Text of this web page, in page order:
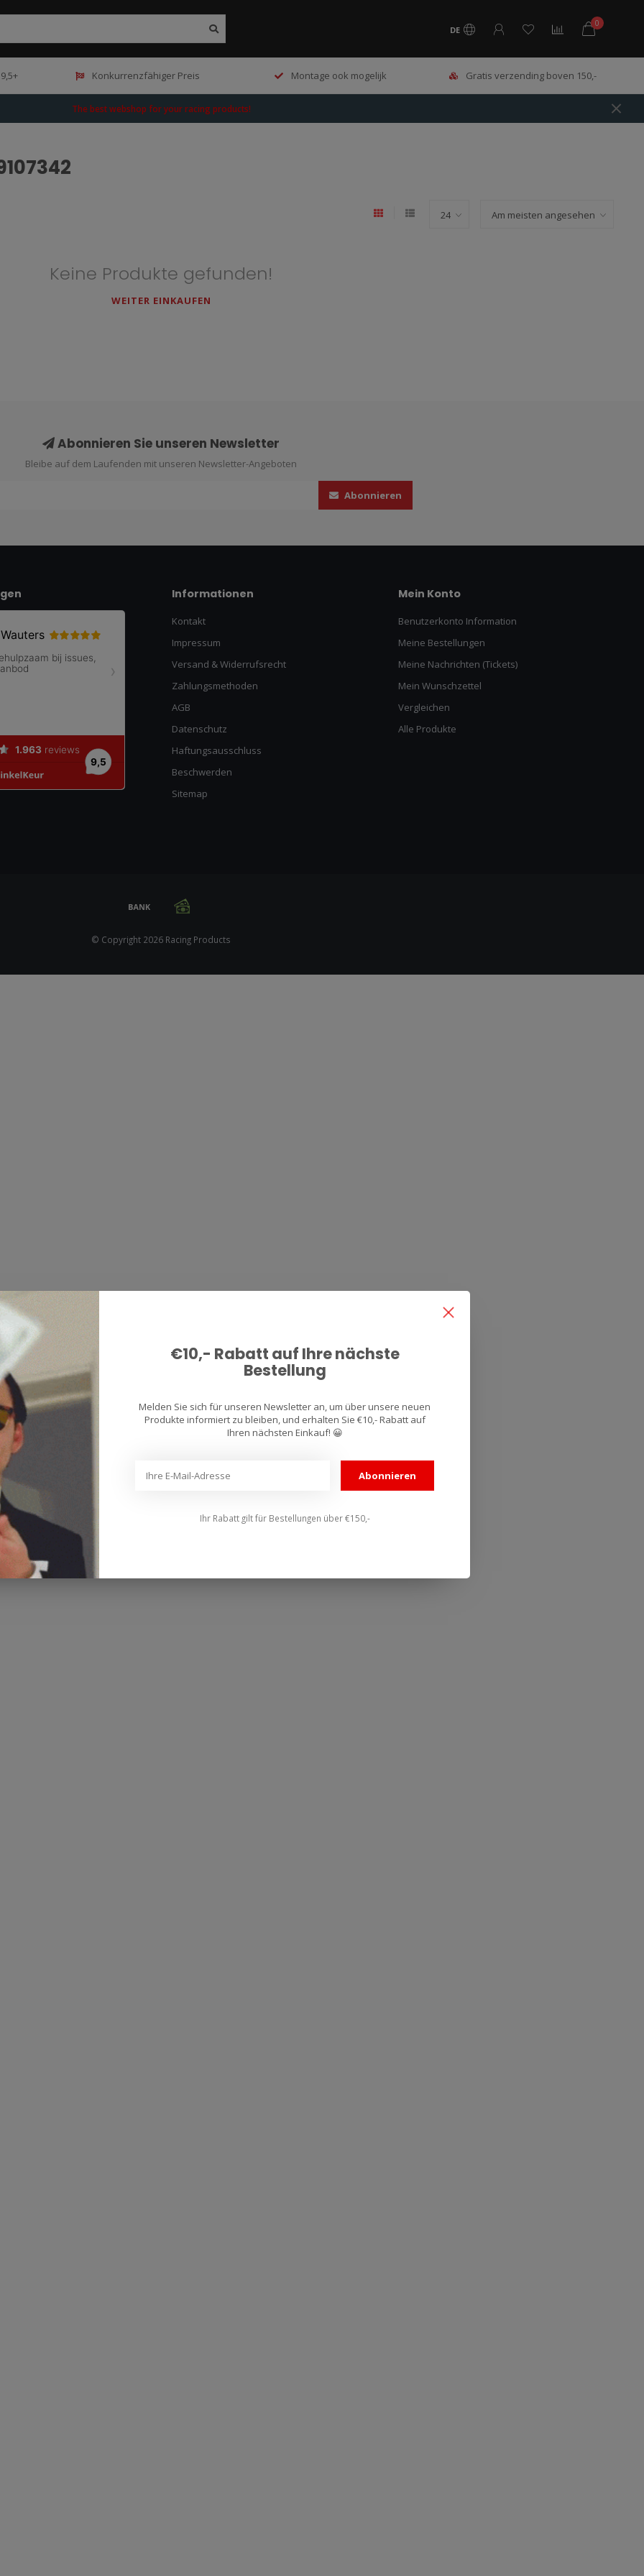
DE
0
Konkurrenzfähiger Preis Montage ook mogelijk Gratis verzending boven 150,-
The best webshop for your racing products!
Keine Produkte gefunden!
WEITER EINKAUFEN
Abonnieren Sie unseren Newsletter
Bleibe auf dem Laufenden mit unseren Newsletter-Angeboten
Abonnieren
Informationen
Kontakt
Impressum
Versand & Widerrufsrecht
Zahlungsmethoden
AGB
Datenschutz
Haftungsausschluss
Beschwerden
Sitemap
Mein Konto
Benutzerkonto Information
Meine Bestellungen
Meine Nachrichten (Tickets)
Mein Wunschzettel
Vergleichen
Alle Produkte
© Copyright 2026 Racing Products
€10,- Rabatt auf Ihre nächste
Bestellung
Melden Sie sich für unseren Newsletter an, um über unsere neuen
Produkte informiert zu bleiben, und erhalten Sie €10,- Rabatt auf
Ihren nächsten Einkauf! 😀
Abonnieren
Ihr Rabatt gilt für Bestellungen über €150,-